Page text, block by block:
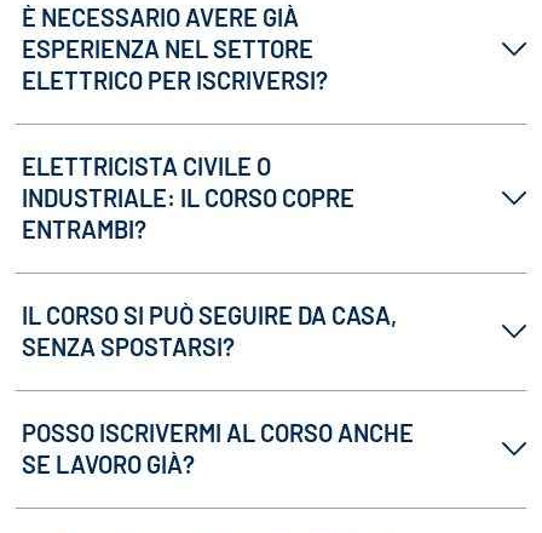
È NECESSARIO AVERE GIÀ
ESPERIENZA NEL SETTORE
ELETTRICO PER ISCRIVERSI?
ELETTRICISTA CIVILE O
INDUSTRIALE: IL CORSO COPRE
ENTRAMBI?
IL CORSO SI PUÒ SEGUIRE DA CASA,
SENZA SPOSTARSI?
POSSO ISCRIVERMI AL CORSO ANCHE
SE LAVORO GIÀ?